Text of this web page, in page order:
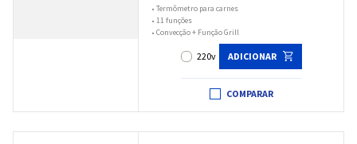
• Termômetro para carnes
• 11 funções
• Convecção + Função Grill
COMPARAR
220v ADICIONAR